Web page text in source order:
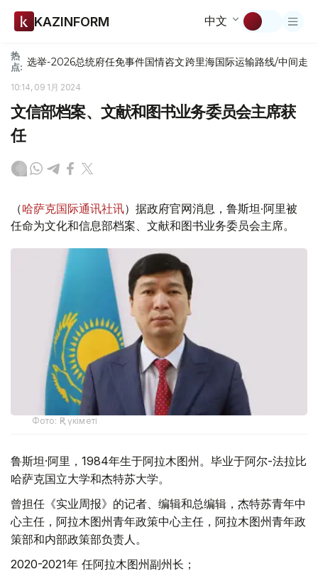
KAZINFORM 中文
热
点: 选举-2026总统府任免事件国情咨文跨里海国际运输路线/中间走廊
10:14, 09 1月 2024
文信部档案、文献和图书业务委员会主席获
任
（哈萨克国际通讯社讯）据政府官网消息，鲁斯坦·阿里被
任命为文化和信息部档案、文献和图书业务委员会主席。
Фото: ҚР үкіметі
鲁斯坦·阿里，1984年生于阿拉木图州。毕业于阿尔-法拉比
哈萨克国立大学和杰特苏大学。
曾担任《实业周报》的记者、编辑和总编辑，杰特苏青年中
心主任，阿拉木图州青年政策中心主任，阿拉木图州青年政
策部和内部政策部负责人。
2020-2021年 任阿拉木图州副州长；